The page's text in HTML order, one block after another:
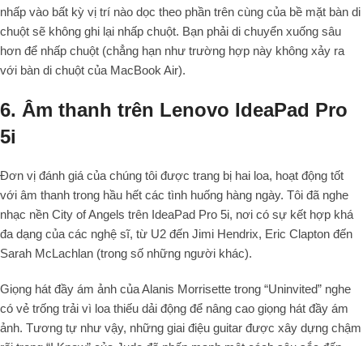
nhấp vào bất kỳ vị trí nào dọc theo phần trên cùng của bề mặt bàn di
chuột sẽ không ghi lại nhấp chuột. Bạn phải di chuyển xuống sâu
hơn để nhấp chuột (chẳng hạn như trường hợp này không xảy ra
với bàn di chuột của MacBook Air).
6. Âm thanh trên Lenovo IdeaPad Pro
5i
Đơn vị đánh giá của chúng tôi được trang bị hai loa, hoạt động tốt
với âm thanh trong hầu hết các tình huống hàng ngày. Tôi đã nghe
nhạc nền City of Angels trên IdeaPad Pro 5i, nơi có sự kết hợp khá
đa dạng của các nghệ sĩ, từ U2 đến Jimi Hendrix, Eric Clapton đến
Sarah McLachlan (trong số những người khác).
Giọng hát đầy ám ảnh của Alanis Morrisette trong “Uninvited” nghe
có vẻ trống trải vì loa thiếu dải động để nâng cao giọng hát đầy ám
ảnh. Tương tự như vậy, những giai điệu guitar được xây dựng chậm